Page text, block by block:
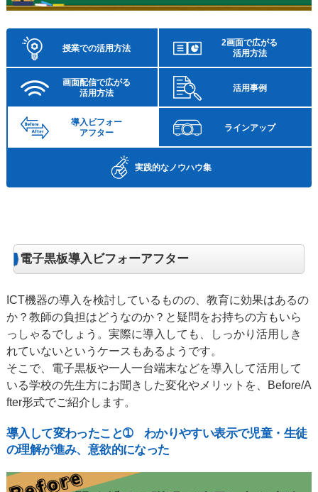
授業での活用方法
2画面で広がる
活用方法
画面配信で広がる
活用方法
活用事例
導入ビフォー
アフター
ラインアップ
実践的なノウハウ集
電子黒板導入ビフォーアフター
ICT機器の導入を検討しているものの、教育に効果はあるの
か？教師の負担はどうなのか？と疑問をお持ちの方もいら
っしゃるでしょう。実際に導入しても、しっかり活用しき
れていないというケースもあるようです。
そこで、電子黒板や一人一台端末などを導入して活用して
いる学校の先生方にお聞きした変化やメリットを、Before/A
fter形式でご紹介します。
導入して変わったこと➀ わかりやすい表示で児童・生徒
の理解が進み、意欲的になった